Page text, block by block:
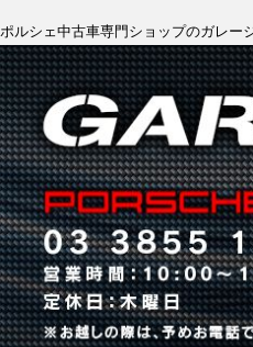
ポルシェ中古車専門ショップのガレ